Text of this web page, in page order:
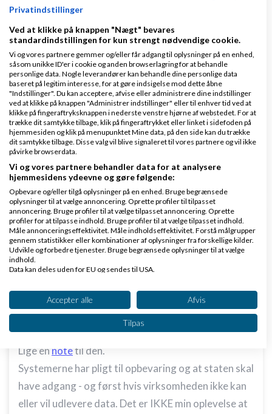
De bedste hilsner
Martin
Få gratis regnskabsprogram fra Amino
Wise Skrevet 20-01-2025kl. 20:43
Lige en notetil den.
Systemerne har pligt til opbevaring og at staten skal
have adgang - og først hvis virksomheden ikke kan
eller vil udlevere data. Det er IKKE min oplevelse at
Privatindstillinger
Ved at klikke på knappen "Nægt" bevares
standardindstillingen for kun strengt nødvendige cookie.
Vi og vores partnere gemmer og/eller får adgang til oplysninger på en enhed,
såsom unikke ID'er i cookie og anden browserlagring for at behandle
personlige data. Nogle leverandører kan behandle dine personlige data
baseret på legitim interesse, for at gøre indsigelse mod dette åbne
"Indstillinger". Du kan acceptere, afvise eller administrere dine indstillinger
ved at klikke på knappen "Administrer indstillinger" eller til enhver tid ved at
klikke på fingeraftryksknappen i nederste venstre hjørne af webstedet. For at
trække dit samtykke tilbage, klik på fingeraftrykket eller linket i sidefoden på
hjemmesiden og klik på menupunktet Mine data, på den side kan du trække
dit samtykke tilbage. Disse valg vil blive signaleret til vores partnere og vil ikke
påvirke browserdata.
Vi og vores partnere behandler data for at analysere
hjemmesidens ydeevne og gøre følgende:
Opbevare og/eller tilgå oplysninger på en enhed. Bruge begrænsede
oplysninger til at vælge annoncering. Oprette profiler til tilpasset
annoncering. Bruge profiler til at vælge tilpasset annoncering. Oprette
profiler for at tilpasse indhold. Bruge profiler til at vælge tilpasset indhold.
Måle annonceringseffektivitet. Måle indholdseffektivitet. Forstå målgrupper
gennem statistikker eller kombinationer af oplysninger fra forskellige kilder.
Udvikle og forbedre tjenester. Bruge begrænsede oplysninger til at vælge
indhold.
Data kan deles uden for EU og sendes til USA.
Se partnerliste (2 IAB-leverandører)
Vi bruger dine data til følgende formål:
IAB's behandlingsformål:
Opbevare og/eller tilgå oplysninger på en
enhed
Bruge begrænsede oplysninger til at vælge
annoncering
Accepter alle Afvis
Tilpas